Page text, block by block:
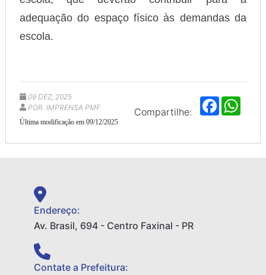
adequação do espaço físico às demandas da
escola.
Compartilhe:
F
a
09 DEZ, 2025
POR: IMPRENSA PMF
Última modificação em 09/12/2025
Endereço:
Av. Brasil, 694 - Centro Faxinal - PR
Contate a Prefeitura: